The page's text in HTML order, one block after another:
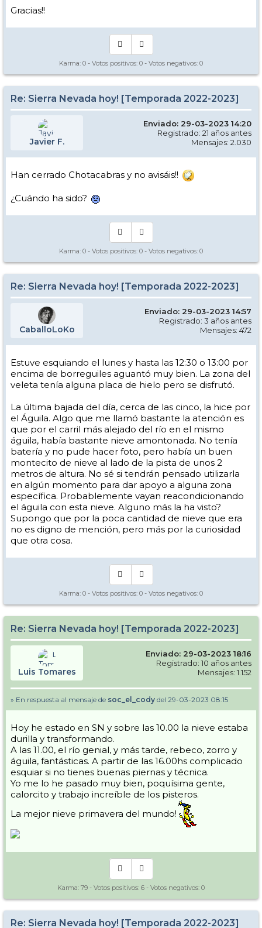
Gracias!!
Karma: 0 - Votos positivos: 0 - Votos negativos: 0
Re: Sierra Nevada hoy! [Temporada 2022-2023]
Javier F.
Enviado: 29-03-2023 14:20
Registrado: 21 años antes
Mensajes: 2.030
Han cerrado Chotacabras y no avisáis!!
¿Cuándo ha sido?
Karma: 0 - Votos positivos: 0 - Votos negativos: 0
Re: Sierra Nevada hoy! [Temporada 2022-2023]
CaballoLoKo
Enviado: 29-03-2023 14:57
Registrado: 3 años antes
Mensajes: 472
Estuve esquiando el lunes y hasta las 12:30 o 13:00 por
encima de borreguiles aguantó muy bien. La zona del
veleta tenía alguna placa de hielo pero se disfrutó.
La última bajada del día, cerca de las cinco, la hice por
el Águila. Algo que me llamó bastante la atención es
que por el carril más alejado del río en el mismo
águila, había bastante nieve amontonada. No tenía
batería y no pude hacer foto, pero había un buen
montecito de nieve al lado de la pista de unos 2
metros de altura. No sé si tendrán pensado utilizarla
en algún momento para dar apoyo a alguna zona
específica. Probablemente vayan reacondicionando
el águila con esta nieve. Alguno más la ha visto?
Supongo que por la poca cantidad de nieve que era
no es digno de mención, pero más por la curiosidad
que otra cosa.
Karma: 0 - Votos positivos: 0 - Votos negativos: 0
Re: Sierra Nevada hoy! [Temporada 2022-2023]
Luis Tomares
Enviado: 29-03-2023 18:16
Registrado: 10 años antes
Mensajes: 1.152
» En respuesta al mensaje de soc_el_cody del 29-03-2023 08:15
Hoy he estado en SN y sobre las 10.00 la nieve estaba
durilla y transformando.
A las 11.00, el río genial, y más tarde, rebeco, zorro y
águila, fantásticas. A partir de las 16.00hs complicado
esquiar si no tienes buenas piernas y técnica.
Yo me lo he pasado muy bien, poquísima gente,
calorcito y trabajo increíble de los pisteros.
La mejor nieve primavera del mundo!
Karma: 79 - Votos positivos: 6 - Votos negativos: 0
Re: Sierra Nevada hoy! [Temporada 2022-2023]